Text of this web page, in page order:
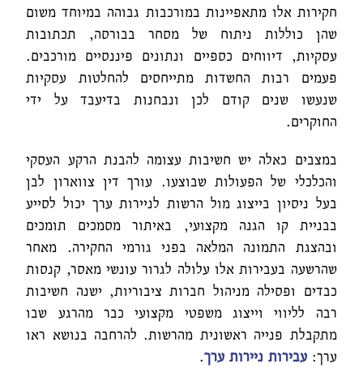
חקירות אלו מתאפיינות במורכבות גבוהה במיוחד משום
שהן כוללות ניתוח של מסחר בבורסה, תכתובות
עסקיות, דיווחים כספיים ונתונים פיננסיים מורכבים.
פעמים רבות החשדות מתייחסים להחלטות עסקיות
שנעשו שנים קודם לכן ונבחנות בדיעבד על ידי
החוקרים.
במצבים כאלה יש חשיבות עצומה להבנת הרקע העסקי
והכלכלי של הפעולות שבוצעו. עורך דין צווארון לבן
בעל ניסיון בייצוג מול הרשות לניירות ערך יכול לסייע
בבניית קו הגנה מקצועי, באיתור מסמכים תומכים
ובהצגת התמונה המלאה בפני גורמי החקירה. מאחר
שהרשעה בעבירות אלו עלולה לגרור עונשי מאסר, קנסות
כבדים ופסילה מניהול חברות ציבוריות, ישנה חשיבות
רבה לליווי וייצוג משפטי מקצועי כבר מהרגע שבו
מתקבלת פנייה ראשונית מהרשות. להרחבה בנושא ראו
ערך:עבירות ניירות ערך.